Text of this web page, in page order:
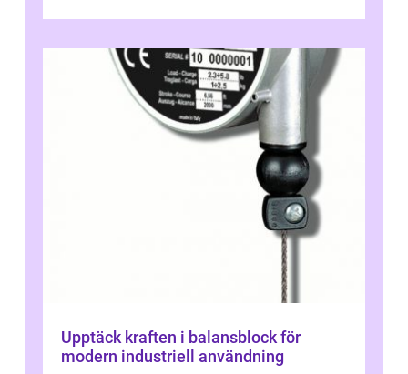
Upptäck kraften i balansblock för
modern industriell användning